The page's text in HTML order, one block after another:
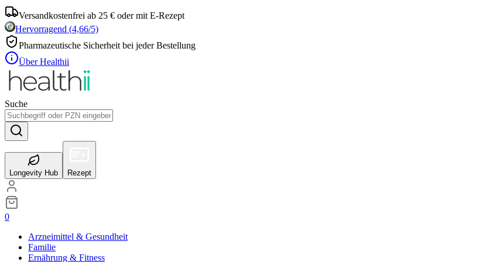
Versandkostenfrei ab 25 € oder mit E-Rezept
Hervorragend (4,66/5)
Pharmazeutische Sicherheit bei jeder Bestellung
Über Healthii
Suche
Longevity Hub Rezept
0
Arzneimittel & Gesundheit
Familie
Ernährung & Fitness